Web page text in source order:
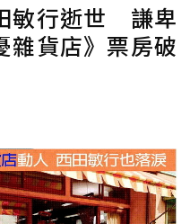
敏行逝世 謙卑
雜貨店》票房破